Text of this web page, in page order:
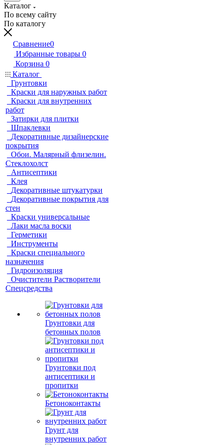
Каталог
По всему сайту
По каталогу
Сравнение0
Избранные товары 0
Корзина 0
Каталог
Грунтовки
Краски для наружных работ
Краски для внутренних
работ
Затирки для плитки
Шпаклевки
Декоративные дизайнерские
покрытия
Обои. Малярный флизелин.
Стеклохолст
Антисептики
Клея
Декоративные штукатурки
Декоративные покрытия для
стен
Краски универсальные
Лаки масла воски
Герметики
Инструменты
Краски специального
назначения
Гидроизоляция
Очистители Растворители
Спецсредства
Грунтовки для
бетонных полов
Грунтовки под
антисептики и
пропитки
Бетоноконтакты
Грунт для
внутренних работ